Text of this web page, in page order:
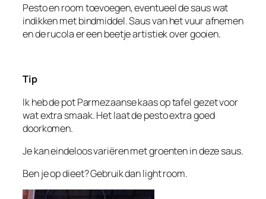
Pesto en room toevoegen, eventueel de saus wat
indikken met bindmiddel. Saus van het vuur afnemen
en de rucola er een beetje artistiek over gooien.
Tip
Ik heb de pot Parmezaanse kaas op tafel gezet voor
wat extra smaak. Het laat de pesto extra goed
doorkomen.
Je kan eindeloos variëren met groenten in deze saus.
Ben je op dieet? Gebruik dan light room.